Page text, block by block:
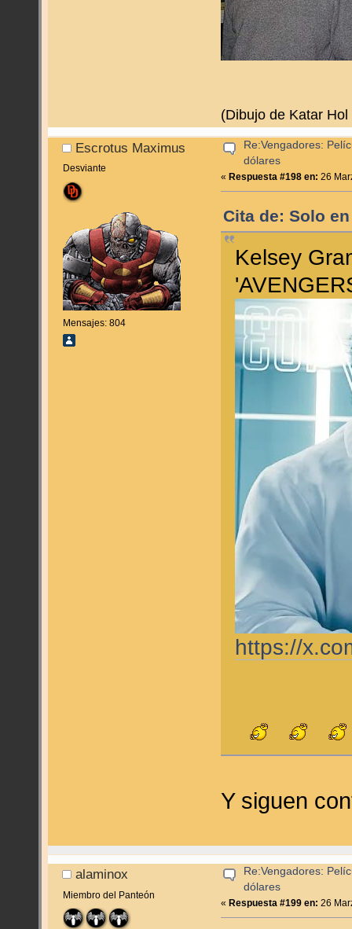
(Dibujo de Katar
Escrotus Maximus
Desviante
Mensajes: 804
Re:Vengadores:
dólares
«Respuesta #198 en: 26
Cita de: Solo
Kelsey
https://
Y siguen
alaminox
Miembro del Panteón
Re:Vengadores:
dólares
«Respuesta #199 en: 26